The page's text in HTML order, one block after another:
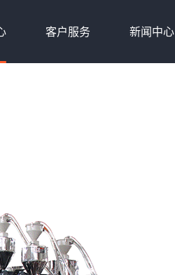
客户服务 新闻中心